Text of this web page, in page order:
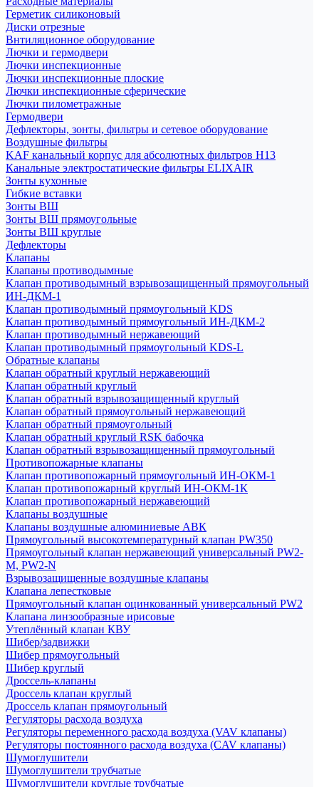
Герметик силиконовый
Диски отрезные
Внтиляционное оборудование
Лючки и гермодвери
Лючки инспекционные
Лючки инспекционные плоские
Лючки инспекционные сферические
Лючки пилометражные
Гермодвери
Дефлекторы, зонты, фильтры и сетевое оборудование
Воздушные фильтры
KAF канальный корпус для абсолютных фильтров H13
Канальные электростатические фильтры ELIXAIR
Зонты кухонные
Гибкие вставки
Зонты ВШ
Зонты ВШ прямоугольные
Зонты ВШ круглые
Дефлекторы
Клапаны
Клапаны противодымные
Клапан противодымный взрывозащищенный прямоугольный
ИН-ДКМ-1
Клапан противодымный прямоугольный KDS
Клапан противодымный прямоугольный ИН-ДКМ-2
Клапан противодымный нержавеющий
Клапан противодымный прямоугольный KDS-L
Обратные клапаны
Клапан обратный круглый нержавеющий
Клапан обратный круглый
Клапан обратный взрывозащищенный круглый
Клапан обратный прямоугольный нержавеющий
Клапан обратный прямоугольный
Клапан обратный круглый RSK бабочка
Клапан обратный взрывозащищенный прямоугольный
Противопожарные клапаны
Клапан противопожарный прямоугольный ИН-ОКМ-1
Клапан противопожарный круглый ИН-ОКМ-1К
Клапан противопожарный нержавеющий
Клапаны воздушные
Клапаны воздушные алюминиевые АВК
Прямоугольный высокотемпературный клапан PW350
Прямоугольный клапан нержавеющий универсальный PW2-
M, PW2-N
Взрывозащищенные воздушные клапаны
Клапана лепестковые
Прямоугольный клапан оцинкованный универсальный PW2
Клапана линзообразные ирисовые
Утеплённый клапан КВУ
Шибер/задвижки
Шибер прямоугольный
Шибер круглый
Дроссель-клапаны
Дроссель клапан круглый
Дроссель клапан прямоугольный
Регуляторы расхода воздуха
Регуляторы переменного расхода воздуха (VAV клапаны)
Регуляторы постоянного расхода воздуха (CAV клапаны)
Шумоглушители
Шумоглушители трубчатые
Шумоглушители круглые трубчатые